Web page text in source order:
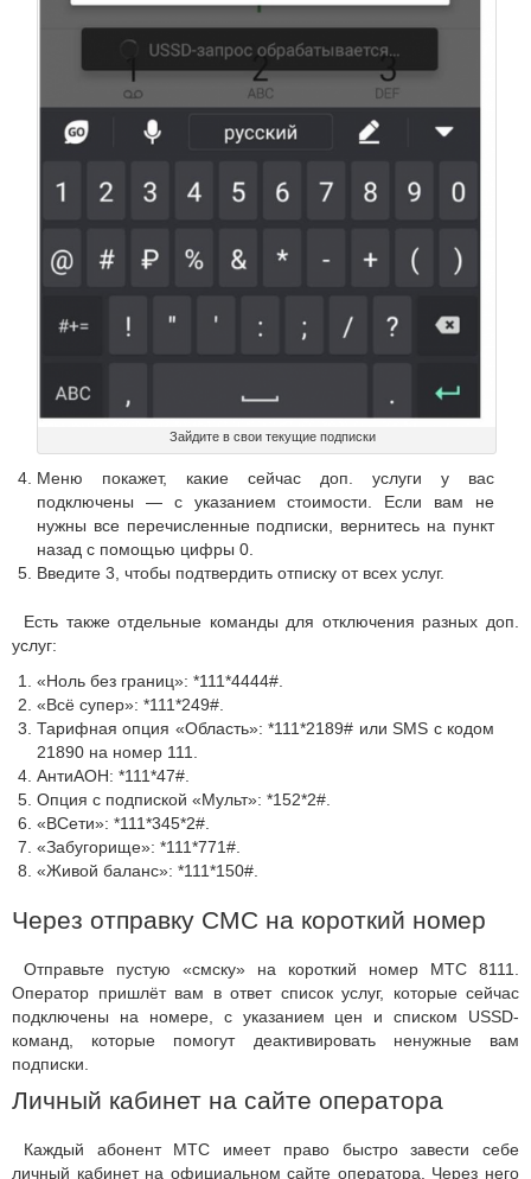
Зайдите в свои текущие подписки
Меню покажет, какие сейчас доп. услуги у вас
подключены — с указанием стоимости. Если вам не
нужны все перечисленные подписки, вернитесь на пункт
назад с помощью цифры 0.
Введите 3, чтобы подтвердить отписку от всех услуг.
Есть также отдельные команды для отключения разных доп.
услуг:
«Ноль без границ»: *111*4444#.
«Всё супер»: *111*249#.
Тарифная опция «Область»: *111*2189# или SMS с кодом
21890 на номер 111.
АнтиАОН: *111*47#.
Опция с подпиской «Мульт»: *152*2#.
«ВСети»: *111*345*2#.
«Забугорище»: *111*771#.
«Живой баланс»: *111*150#.
Через отправку СМС на короткий номер
Отправьте пустую «смску» на короткий номер МТС 8111.
Оператор пришлёт вам в ответ список услуг, которые сейчас
подключены на номере, с указанием цен и списком USSD-
команд, которые помогут деактивировать ненужные вам
подписки.
Личный кабинет на сайте оператора
Каждый абонент МТС имеет право быстро завести себе
личный кабинет на официальном сайте оператора. Через него